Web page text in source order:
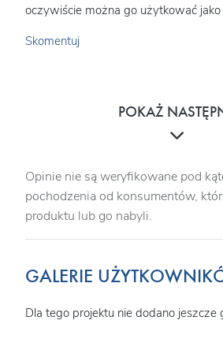
oczywiście można go użytkować
Skomentuj
POKAŻ
Opinie nie są weryfikowane pod
pochodzenia od konsumentów,
produktu lub go nabyli.
GALERIE
Dla tego projektu nie dodano jeszcze